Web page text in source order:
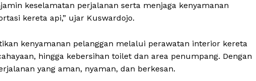
keselamatan perjalanan serta menjaga kenyamanan
kereta api,” ujar Kuswardojo.
kenyamanan pelanggan melalui perawatan interior kereta
hingga kebersihan toilet dan area penumpang. Dengan
yang aman, nyaman, dan berkesan.